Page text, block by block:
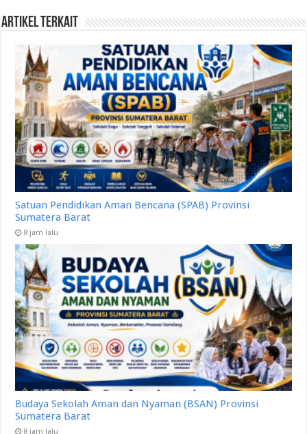
Artikel Terkait
Satuan Pendidikan Aman Bencana (SPAB) Provinsi
Sumatera Barat
8 jam lalu
Budaya Sekolah Aman dan Nyaman (BSAN) Provinsi
Sumatera Barat
8 jam lalu